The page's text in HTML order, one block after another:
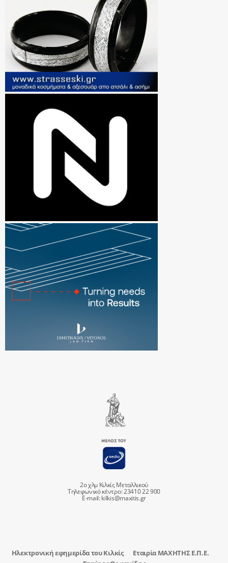
2ο χλμ Κιλκίς Μεταλλικού
Τηλεφωνικό κέντρο: 23410 22 900
E-mail:kilkis@maxitis.gr
Ηλεκτρονική εφημερίδα του Κιλκίς
Εταιρία ΜΑΧΗΤΗΣ Ε.Π.Ε.